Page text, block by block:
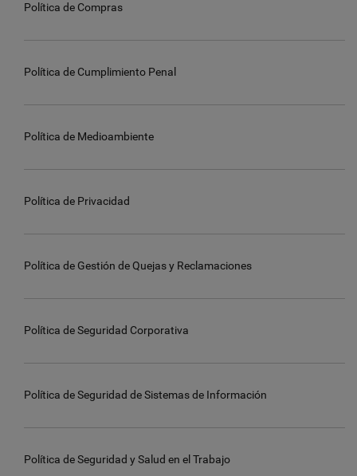
Política de Compras
Política de Cumplimiento Penal
Política de Medioambiente
Política de Privacidad
Política de Gestión de Quejas y Reclamaciones
Política de Seguridad Corporativa
Política de Seguridad de Sistemas de Información
Política de Seguridad y Salud en el Trabajo